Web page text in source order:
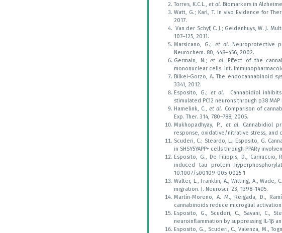
Torres, K.C.L.,et al. Biomarkers in
Watt, G.; Karl, T. In vivo Evidence for
2017.
Van der Schyf, C. J.; Geldenhuys, W. J.
107–125, 2011.
Marsicano, G.; et al. Neuroprotective
Neurochem. 80, 448–456, 2002.
Germain, N.;et al. Effect of the
mononuclear cells. Int.
Bilkei-Gorzo, A. The endocannabinoid
3341, 2012.
Esposito, G.; et al. Cannabidiol
stimulated PC12 neurons through p38
Hamelink, C.,et al. Comparison of
Exp. Ther. 314, 780–788, 2005.
Mukhopadhyay, P., et al. Cannabidiol
response, oxidative/nitrative stress, and
Scuderi, C.; Steardo, L.; Esposito, G.
in SHSY5YAPP+ cells through PPARγ
Esposito, G., De Filippis, D., Carnuccio,
induced tau protein
10.1007/s00109-005-0025-1
Walter, L., Franklin, A., Witting, A.,
migration. J. Neurosci. 23, 1398–1405.
Martín-Moreno, A. M., Reigada, D.,
cannabinoids reduce microglial
Esposito, G., Scuderi, C., Savani, C.,
neuroinflammation by suppressing IL-1β
Esposito, G., Scuderi, C., Valenza, M.,